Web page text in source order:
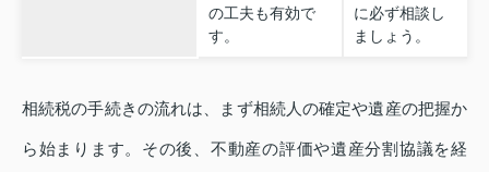
の工夫も有効で
す。
に必ず相談し
ましょう。
相続税の手続きの流れは、まず相続人の確定や遺産の把握か
ら始まります。その後、不動産の評価や遺産分割協議を経